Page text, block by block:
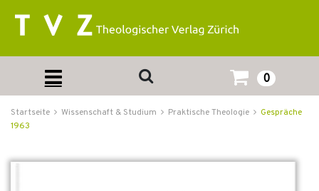
0
Startseite Wissenschaft & Studium Praktische Theologie
Gespräche
1963